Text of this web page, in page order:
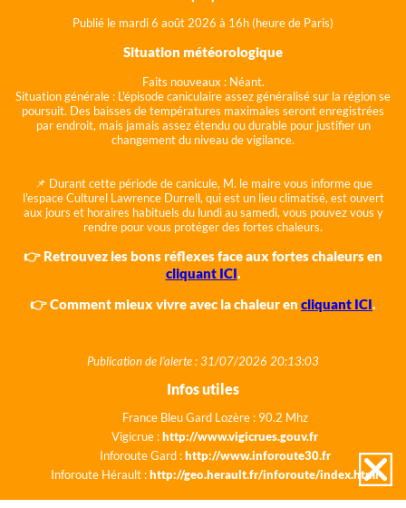
Publié le mardi 6 août 2026 à 16h (heure de Paris)
Situation météorologique
Faits nouveaux : Néant.
Situation générale : L'épisode caniculaire assez généralisé sur la région se
poursuit. Des baisses de températures maximales seront enregistrées
par endroit, mais jamais assez étendu ou durable pour justifier un
changement du niveau de vigilance.
📌 Durant cette période de canicule, M. le maire vous informe que
l'espace Culturel Lawrence Durrell, qui est un lieu climatisé, est ouvert
aux jours et horaires habituels du lundi au samedi, vous pouvez vous y
rendre pour vous protéger des fortes chaleurs.
👉 Retrouvez les bons réflexes face aux fortes chaleurs en
cliquant ICI.
👉 Comment mieux vivre avec la chaleur en cliquant ICI.
Publication de l'alerte : 31/07/2026 20:13:03
Infos utiles
France Bleu Gard Lozère : 90.2 Mhz
Vigicrue :http://www.vigicrues.gouv.fr
Inforoute Gard :http://www.inforoute30.fr
Inforoute Hérault :http://geo.herault.fr/inforoute/index.html